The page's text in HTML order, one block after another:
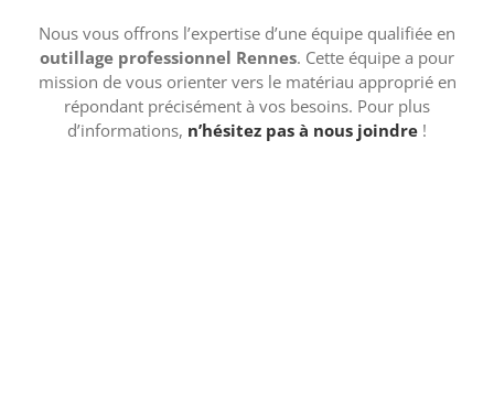
Nous vous offrons l’expertise d’une équipe qualifiée en
outillage professionnel Rennes. Cette équipe a pour
mission de vous orienter vers le matériau approprié en
répondant précisément à vos besoins. Pour plus
d’informations, n’hésitez pas à nous joindre !